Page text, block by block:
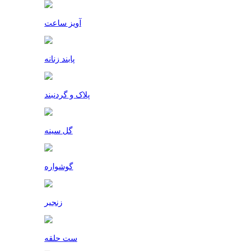
آویز ساعت
پابند زنانه
پلاک و گردنبند
گل سینه
گوشواره
زنجیر
ست حلقه